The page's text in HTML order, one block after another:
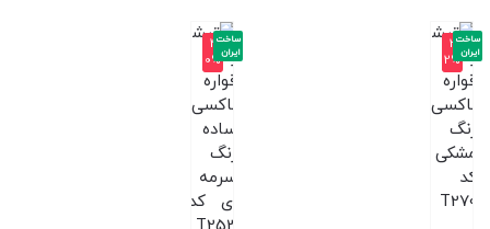
-3
2%
ساخت
ایران
-4
0%
ساخت
ایران